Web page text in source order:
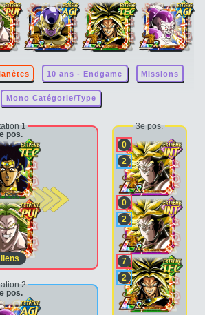
10 ans - Endgame Missions
Mono Catégorie/Type
1
pos.
pos.
liens
2
pos.
3e pos.
0
2
0
2
7
2